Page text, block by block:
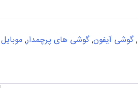
,گوشی آیفون,گوشی های پرچمدار,موبایل